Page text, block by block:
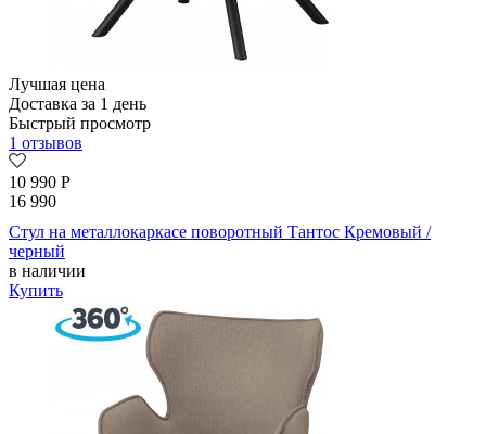
Лучшая цена
Доставка за 1 день
Быстрый просмотр
1 отзывов
10 990 Р
16 990
Стул на металлокаркасе поворотный Тантос Кремовый /
черный
в наличии
Купить